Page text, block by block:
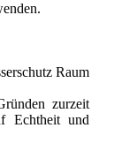
Raum
zurzeit
Echtheit und